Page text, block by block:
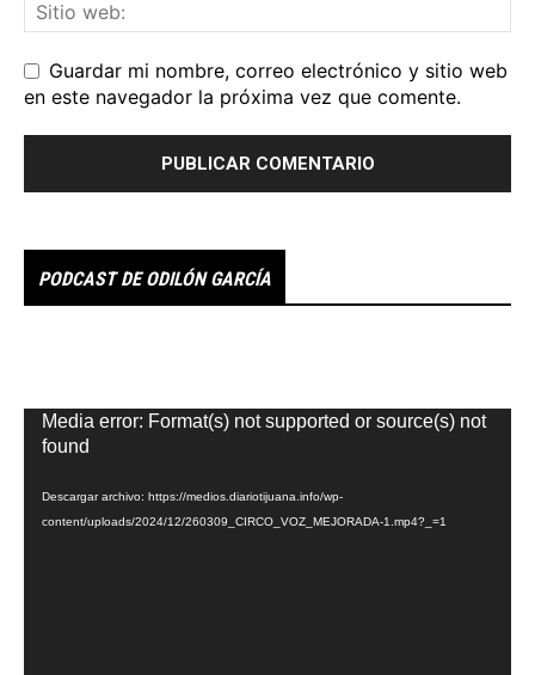
Guardar mi nombre, correo electrónico y sitio web
en este navegador la próxima vez que comente.
PODCAST DE ODILÓN GARCÍA
Reproductor
de
Media error: Format(s) not supported or source(s) not
found
Descargar archivo: https://medios.diariotijuana.info/wp-
content/uploads/2024/12/260309_CIRCO_VOZ_MEJORADA-1.mp4?_=1